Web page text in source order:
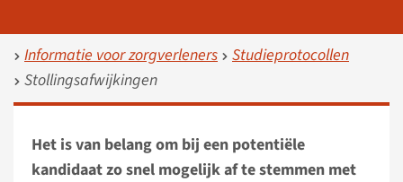
Informatie voor zorgverleners
Studieprotocollen
Stollingsafwijkingen
Het is van belang om bij een potentiële
kandidaat zo snel mogelijk af te stemmen met